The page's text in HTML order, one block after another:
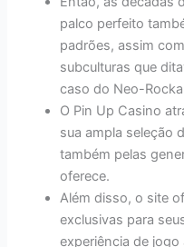
palco perfeito
padrões, assim
subculturas que
caso do Neo-
O Pin Up Casino
sua ampla seleção
também pelas
oferece.
Além disso, o site
exclusivas para
experiência de